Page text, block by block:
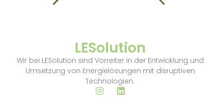
LESolution
Wir bei LESolution sind Vorreiter in der Entwicklung und
Umsetzung von Energielösungen mit disruptiven
Technologien.